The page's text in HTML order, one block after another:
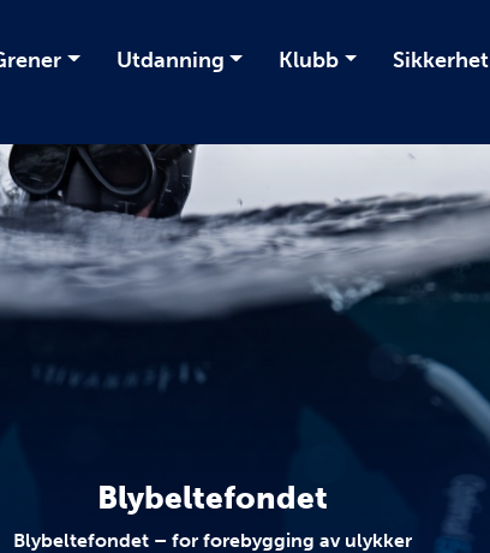
Utdanning Klubb Sikkerhet
Blybeltefondet
Blybeltefondet – for forebygging av ulykker